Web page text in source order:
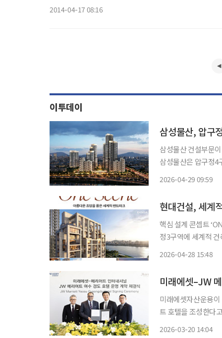
2014-04-17 08:16
이투데이
삼성물산, 압구
삼성물산 건설부문
삼성물산은 압구정4
2026-04-29 09:59
현대건설, 세계
핵심 설계 콘셉트 ‘ONE Scene’ 공개 현대건설이
정3구역에 세계적
2026-04-28 15:48
미래에셋–JW
미래에셋자산운용
트 호텔을 조성한다
2026-03-20 14:04